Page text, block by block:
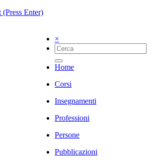
Enter)
×
Home
Corsi
Insegnamenti
Professioni
Persone
Pubblicazioni